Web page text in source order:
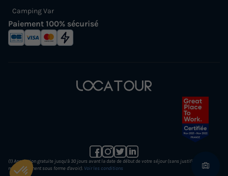
Camping Var
Paiement 100% sécurisé
(1) Annulation gratuite jusqu’à 30 jours avant la date de début de votre séjour (sans justificatif et
remboursement sous forme d'avoir). Voir les conditions